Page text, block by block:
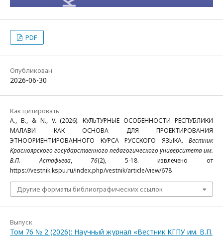
PDF
Опубликован
2026-06-30
Как цитировать
A., B., & N., V. (2026). КУЛЬТУРНЫЕ ОСОБЕННОСТИ РЕСПУБЛИКИ
МАЛАВИ КАК ОСНОВА ДЛЯ ПРОЕКТИРОВАНИЯ
ЭТНООРИЕНТИРОВАННОГО КУРСА РУССКОГО ЯЗЫКА. Вестник
Красноярского государственного педагогического университета им.
В.П. Астафьева, 76(2), 5-18. извлечено от
https://vestnik.kspu.ru/index.php/vestnik/article/view/678
Другие форматы библиографических ссылок
Выпуск
Том 76 № 2 (2026): Научный журнал «Вестник КГПУ им. В.П.